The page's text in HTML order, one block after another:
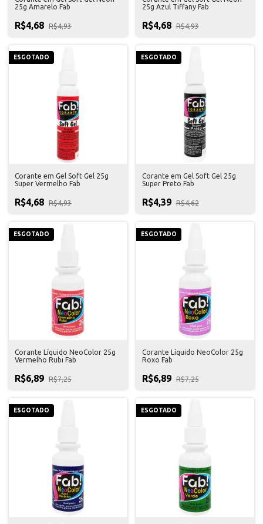
25g Amarelo Fab
R$4,68 R$4,93
25g Azul Tiffany Fab
R$4,68 R$4,93
ESGOTADO
Corante em Gel Soft Gel 25g
Super Vermelho Fab
R$4,68 R$4,93
ESGOTADO
Corante em Gel Soft Gel 25g
Super Preto Fab
R$4,39 R$4,62
ESGOTADO
Corante Líquido NeoColor 25g
Vermelho Rubi Fab
R$6,89 R$7,25
ESGOTADO
Corante Líquido NeoColor 25g
Roxo Fab
R$6,89 R$7,25
ESGOTADO ESGOTADO